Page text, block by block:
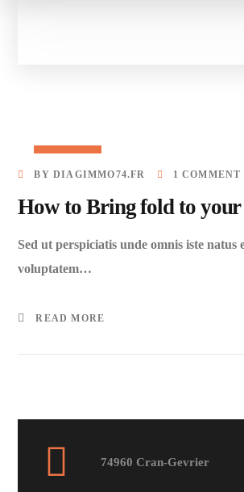
BYDIAGIMMO74.FR 1 COMMENT
How to Bring fold to
Sed ut perspiciatis unde omnis iste natus
voluptatem…
READ MORE
74960 Cran-Gevrier